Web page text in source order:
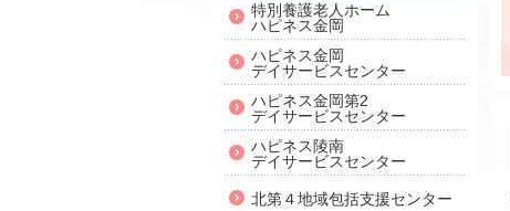
特別養護老人ホーム
ハピネス金岡
ハピネス金岡
デイサービスセンター
ハピネス金岡第2
デイサービスセンター
ハピネス陵南
デイサービスセンター
北第４地域包括支援センター